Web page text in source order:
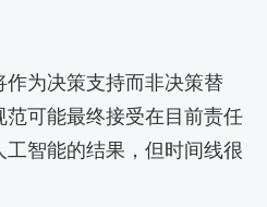
为决策支持而非决策替
可能最终接受在目前责任
智能的结果，但时间线很